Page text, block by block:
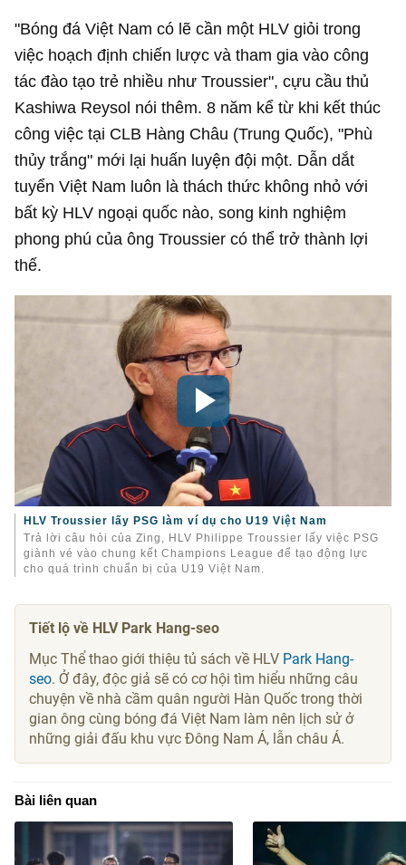
"Bóng đá Việt Nam có lẽ cần một HLV giỏi trong
việc hoạch định chiến lược và tham gia vào công
tác đào tạo trẻ nhiều như Troussier", cựu cầu thủ
Kashiwa Reysol nói thêm. 8 năm kể từ khi kết thúc
công việc tại CLB Hàng Châu (Trung Quốc), "Phù
thủy trắng" mới lại huấn luyện đội một. Dẫn dắt
tuyển Việt Nam luôn là thách thức không nhỏ với
bất kỳ HLV ngoại quốc nào, song kinh nghiệm
phong phú của ông Troussier có thể trở thành lợi
thế.
HLV Troussier lấy PSG làm ví dụ cho U19 Việt Nam
Trả lời câu hỏi của Zing, HLV Philippe Troussier lấy việc PSG
giành vé vào chung kết Champions League để tạo động lực
cho quá trình chuẩn bị của U19 Việt Nam.
Tiết lộ về HLV Park Hang-seo
Mục Thể thao giới thiệu tủ sách về HLV Park Hang-
seo. Ở đây, độc giả sẽ có cơ hội tìm hiểu những câu
chuyện về nhà cầm quân người Hàn Quốc trong thời
gian ông cùng bóng đá Việt Nam làm nên lịch sử ở
những giải đấu khu vực Đông Nam Á, lẫn châu Á.
Bài liên quan